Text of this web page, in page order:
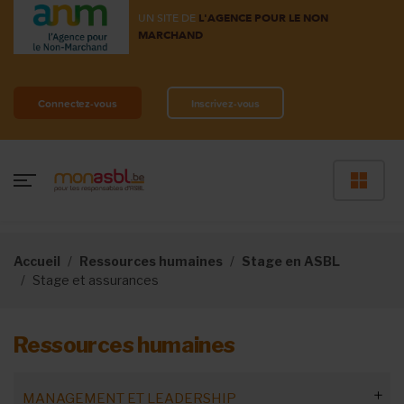
UN SITE DE L'AGENCE POUR LE NON
MARCHAND
Connectez-vous Inscrivez-vous
Accueil Ressources humaines
Stage en ASBL
Stage et assurances
Ressources humaines
MANAGEMENT ET LEADERSHIP